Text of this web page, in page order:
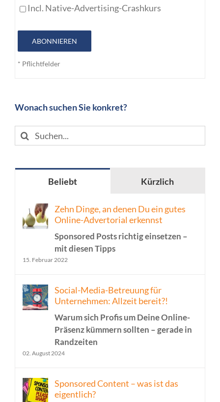
Incl. Native-Advertising-Crashkurs
ABONNIEREN
* Pflichtfelder
Wonach suchen Sie konkret?
Suche
nach:
Beliebt Kürzlich
Zehn Dinge, an denen Du ein gutes
Online-Advertorial erkennst
Sponsored Posts richtig einsetzen –
mit diesen Tipps
15. Februar 2022
Social-Media-Betreuung für
Unternehmen: Allzeit bereit?!
Warum sich Profis um Deine Online-
Präsenz kümmern sollten – gerade in
Randzeiten
02. August 2024
Sponsored Content – was ist das
eigentlich?